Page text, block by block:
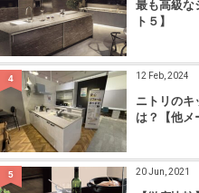
最も高級な
ト５】
12 Feb, 2024
ニトリのキ
は？【他メ
4
20 Jun, 2021
5